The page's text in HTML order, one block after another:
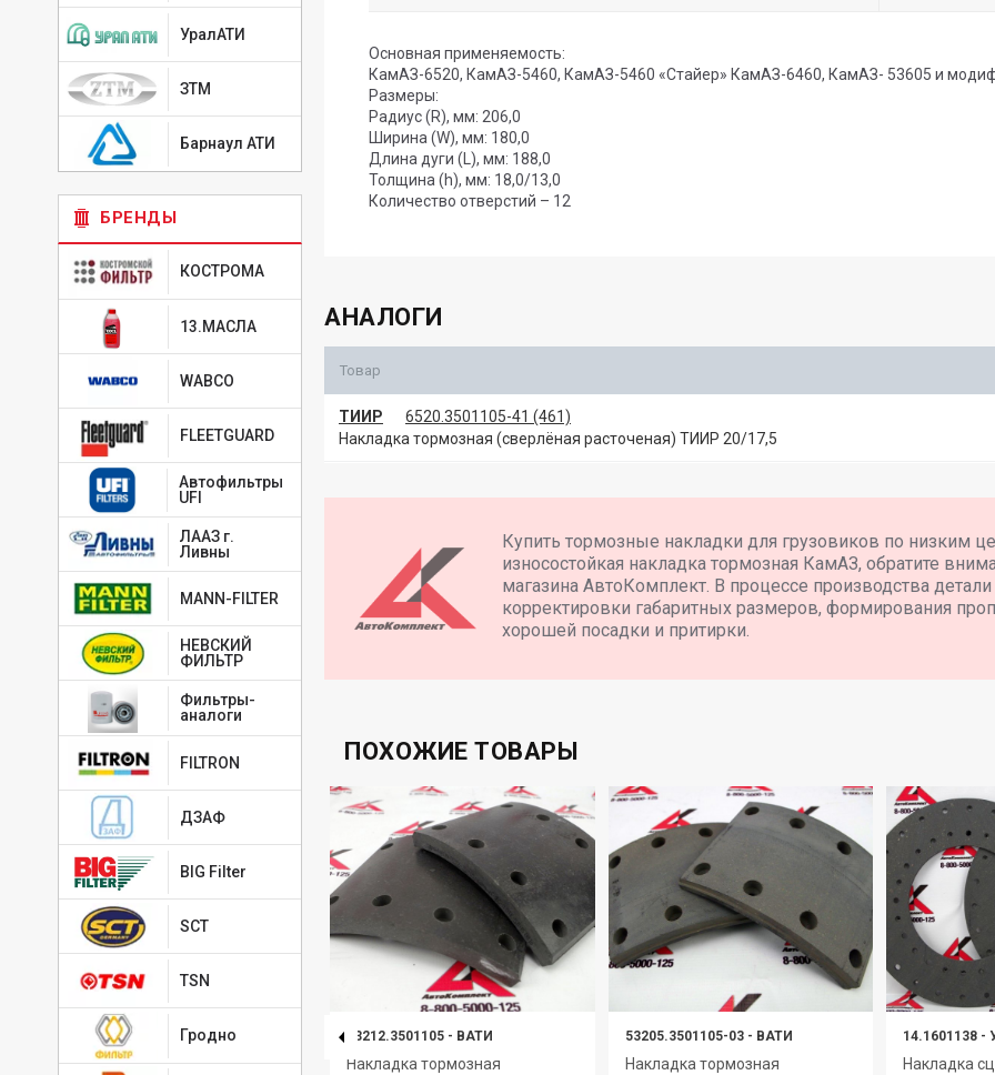
УралАТИ
ЗТМ
Барнаул АТИ
БРЕНДЫ
КОСТРОМА
13.МАСЛА
WABCO
FLEETGUARD
Автофильтры
UFI
ЛААЗ г.
Ливны
MANN-FILTER
НЕВСКИЙ
ФИЛЬТР
Фильтры-
аналоги
FILTRON
ДЗАФ
BIG Filter
SCT
TSN
Гродно
Основная применяемость:
КамАЗ-6520, КамАЗ-5460, КамАЗ-5460 «Стайер» КамАЗ-6460, КамАЗ- 53605 и
Размеры:
Радиус (R), мм: 206,0
Ширина (W), мм: 180,0
Длина дуги (L), мм: 188,0
Толщина (h), мм: 18,0/13,0
Количество отверстий – 12
АНАЛОГИ
Товар
ТИИР
6520.3501105-41 (461)
Накладка тормозная (сверлёная расточеная) ТИИР 20/17,5
Купить тормозные накладки для грузовиков по низким
износостойкая накладка тормозная КамАЗ, обратите
магазина АвтоКомплект. В процессе производства
корректировки габаритных размеров, формирования
хорошей посадки и притирки.
ПОХОЖИЕ ТОВАРЫ
53205.3501105-51 (461) -
Накладка тормозная
53212.3501105 - ВАТИ
Накладка тормозная
53205.3501105-03 - ВАТИ
Накладка тормозная
14.1601138 -
Накладка